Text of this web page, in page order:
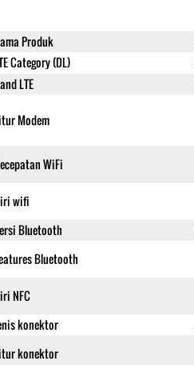
Produk
Category (DL)
LTE
Modem
WiFi
wifi
Bluetooth
Bluetooth
NFC
konektor
konektor